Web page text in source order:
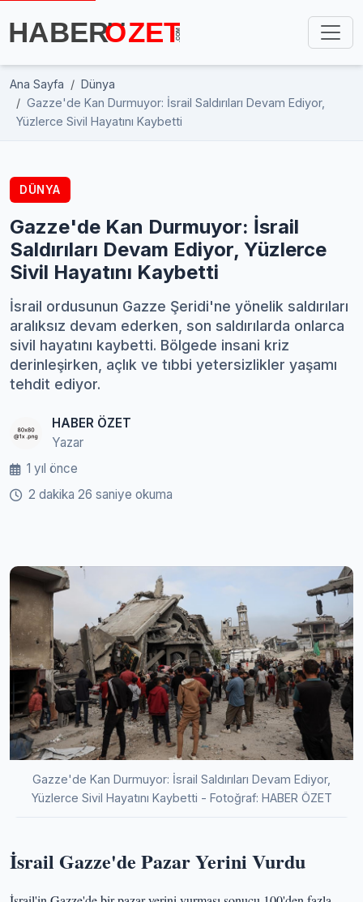
Ana Sayfa
Dünya
Gazze'de Kan Durmuyor: İsrail Saldırıları Devam Ediyor,
Yüzlerce Sivil Hayatını Kaybetti
DÜNYA
Gazze'de Kan Durmuyor: İsrail
Saldırıları Devam Ediyor, Yüzlerce
Sivil Hayatını Kaybetti
İsrail ordusunun Gazze Şeridi'ne yönelik saldırıları
aralıksız devam ederken, son saldırılarda onlarca
sivil hayatını kaybetti. Bölgede insani kriz
derinleşirken, açlık ve tıbbi yetersizlikler yaşamı
tehdit ediyor.
HABER ÖZET
Yazar
1 yıl önce
2 dakika 26 saniye okuma
Gazze'de Kan Durmuyor: İsrail Saldırıları Devam Ediyor,
Yüzlerce Sivil Hayatını Kaybetti - Fotoğraf: HABER ÖZET
İsrail Gazze'de Pazar Yerini Vurdu